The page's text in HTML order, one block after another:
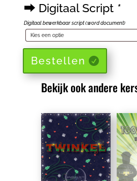
⮕ Digitaal Script *
Digitaal bewerkbaar script (.word document)
Bestellen
Bekijk ook andere